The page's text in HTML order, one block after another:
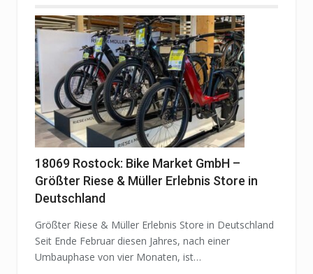
18069 Rostock: Bike Market GmbH –
Größter Riese & Müller Erlebnis Store in
Deutschland
Größter Riese & Müller Erlebnis Store in Deutschland
Seit Ende Februar diesen Jahres, nach einer
Umbauphase von vier Monaten, ist…